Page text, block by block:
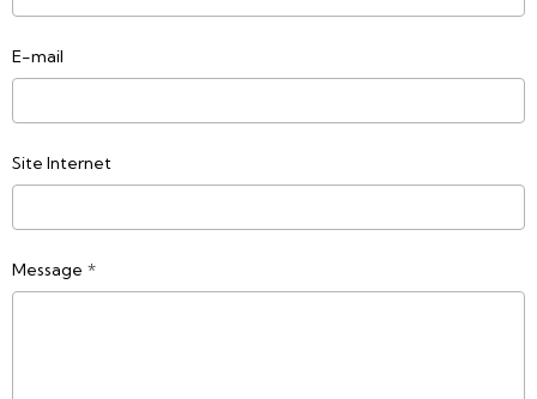
E-mail
Site Internet
Message